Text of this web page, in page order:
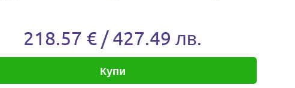
218.57 € / 427.49 лв.
Купи